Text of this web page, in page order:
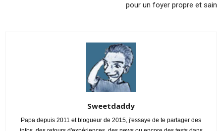
pour un foyer propre et sain
Sweetdaddy
Papa depuis 2011 et blogueur de 2015, j'essaye de te partager des